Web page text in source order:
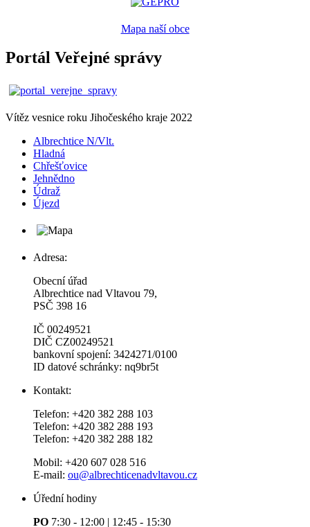
Mapa naší obce
Portál Veřejné správy
Vítěz vesnice roku Jihočeského kraje 2022
Albrechtice N/Vlt.
Hladná
Chřešťovice
Jehnědno
Údraž
Újezd
Adresa:
Obecní úřad
Albrechtice nad Vltavou 79,
PSČ 398 16
IČ 00249521
DIČ CZ00249521
bankovní spojení: 3424271/0100
ID datové schránky: nq9br5t
Kontakt:
Telefon: +420 382 288 103
Telefon: +420 382 288 193
Telefon: +420 382 288 182
Mobil: +420 607 028 516
E-mail: ou@albrechticenadvltavou.cz
Úřední hodiny
PO 7:30 - 12:00 | 12:45 - 15:30